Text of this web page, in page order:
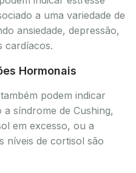
a uma variedade de
ansiedade, depressão,
cardíacos.
Hormonais
podem indicar
síndrome de Cushing,
em excesso, ou a
níveis de cortisol são